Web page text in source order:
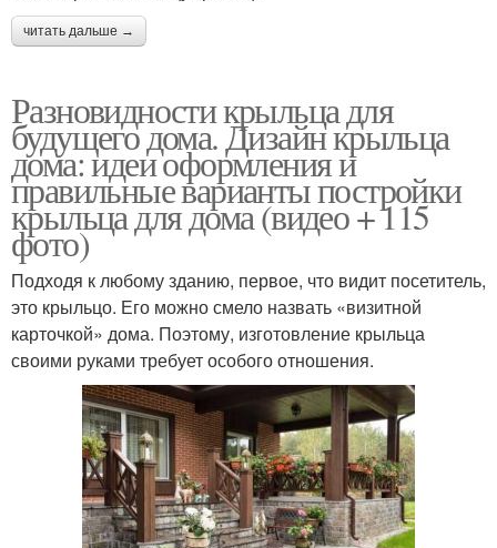
читать дальше →
Разновидности крыльца для
будущего дома. Дизайн крыльца
дома: идеи оформления и
правильные варианты постройки
крыльца для дома (видео + 115
фото)
Подходя к любому зданию, первое, что видит посетитель,
это крыльцо. Его можно смело назвать «визитной
карточкой» дома. Поэтому, изготовление крыльца
своими руками требует особого отношения.